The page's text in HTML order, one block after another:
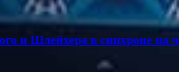
и Шлейхера в синхроне на